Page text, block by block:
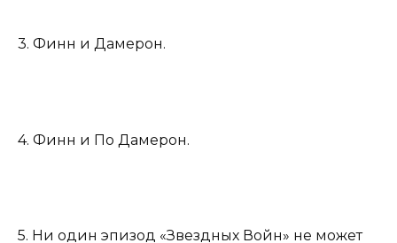
3. Финн и Дамерон.
4. Финн и По Дамерон.
5. Ни один эпизод «Звездных Войн» не может